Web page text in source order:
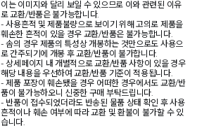
이는 이미지와 달리 보일 수 있으므로 이와 관련된 이유
로 교환/반품은 불가능합니다.
- 사용흔적 및 제품불량으로 보이기 위해 고의로 제품을
훼손한 흔적이 있을 경우 교환/반품은 불가능합니다.
- 솜의 경우 제품의 특성상 개봉하는 것만으로도 사용으
로 간주되기에 개봉 후 교환/반품이 불가합니다.
- 상세페이지 내 개별적으로 교환/반품 사항이 있을 경우
해당 내용을 우선하여 교환/반품 기준이 적용됩니다.
- 제품 포장이 훼손됐을 경우 어떠한 경우에서도 교환/반
품이 불가능하오니 신중한 구매 부탁드립니다.
- 반품이 접수되었더라도 반송된 물품 상태 확인 후 사용
흔적이나 훼손 여부에 따라 교환 및 환불이 불가할 수 있
습니다.